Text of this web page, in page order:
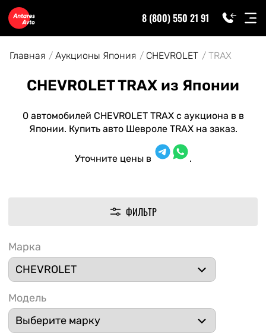
8 (800) 550 21 91
Главная Аукционы Япония CHEVROLET TRAX
CHEVROLET TRAX из Японии
0 автомобилей CHEVROLET TRAX с аукциона в в
Японии. Купить авто Шевроле TRAX на заказ.
Уточните цены в .
ФИЛЬТР
Марка
Модель